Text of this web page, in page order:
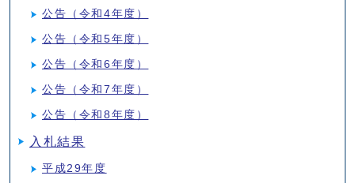
公告（令和4年度）
公告（令和5年度）
公告（令和6年度）
公告（令和7年度）
公告（令和8年度）
入札結果
平成29年度